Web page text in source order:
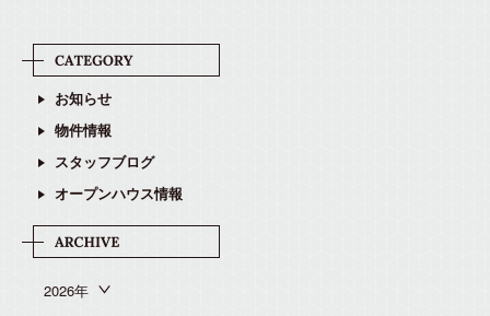
お知らせ
物件情報
スタッフブログ
オープンハウス情報
2026年